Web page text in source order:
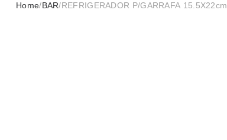
Home/BAR/REFRIGERADOR P/GARRAFA 15.5X22cm